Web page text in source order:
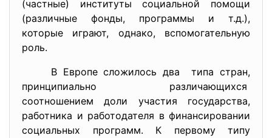
(частные) институты социальной помощи
(различные фонды, программы и т.д.),
которые играют, однако, вспомогательную
роль.
В Европе сложилось два типа стран,
принципиально различающихся
соотношением доли участия государства,
работника и работодателя в финансировании
социальных программ. К первому типу